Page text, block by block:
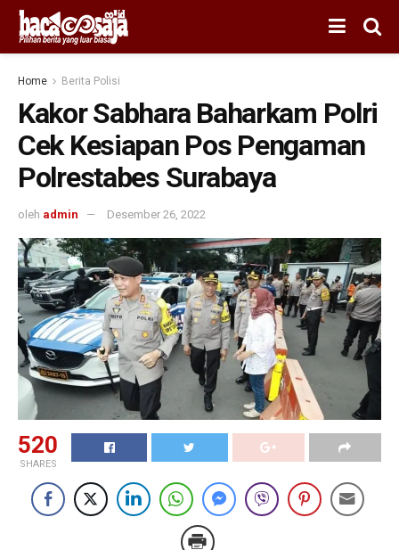
Home Berita Polisi
Kakor Sabhara Baharkam Polri
Cek Kesiapan Pos Pengaman
Polrestabes Surabaya
oleh admin Desember 26, 2022
520
SHARES